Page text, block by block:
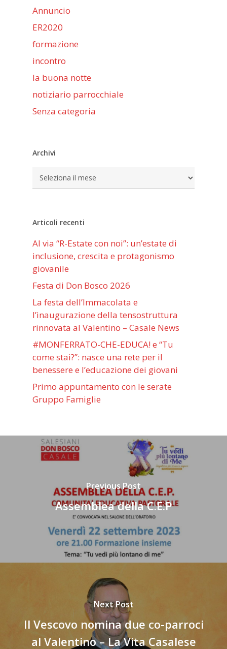
Annuncio
ER2020
formazione
incontro
la buona notte
notiziario parrocchiale
Senza categoria
Archivi
Archivi
Articoli recenti
Al via “R-Estate con noi”: un’estate di
inclusione, crescita e protagonismo
giovanile
Festa di Don Bosco 2026
La festa dell’Immacolata e
l’inaugurazione della tensostruttura
rinnovata al Valentino – Casale News
#MONFERRATO-CHE-EDUCA! e “Tu
come stai?”: nasce una rete per il
benessere e l’educazione dei giovani
Primo appuntamento con le serate
Gruppo Famiglie
Previous Post
Assemblea della C.E.P
Next Post
Il Vescovo nomina due co-parroci
al Valentino – La Vita Casalese